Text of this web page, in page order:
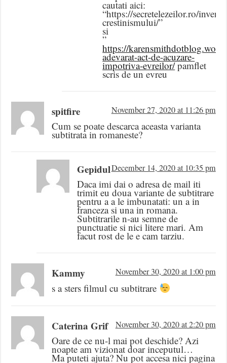
cautati aici:
“https://secretelezeilor.ro/
crestinismului/”
si
”
https://
adevarat-act-de-acuzare-
impotriva-evreilor/pamflet
scris de un evreu
spitfire November 27, 2020 at 11:26 pm
Cum se poate descarca aceasta varianta
subtitrata in romaneste?
GepidulDecember 14, 2020 at 10:35 pm
Daca imi dai o adresa de mail iti
trimit eu doua variante de subtitrare
pentru a a le imbunatati: un a in
franceza si una in romana.
Subtitrarile n-au semne de
punctuatie si nici litere mari. Am
facut rost de le e cam tarziu.
Kammy November 30, 2020 at 1:00 pm
s a sters filmul cu subtitrare
Caterina Grif November 30, 2020 at 2:20 pm
Oare de ce nu-l mai pot deschide? Azi
noapte am vizionat doar inceputul…
Ma puteti ajuta? Nu pot accesa nici pagina